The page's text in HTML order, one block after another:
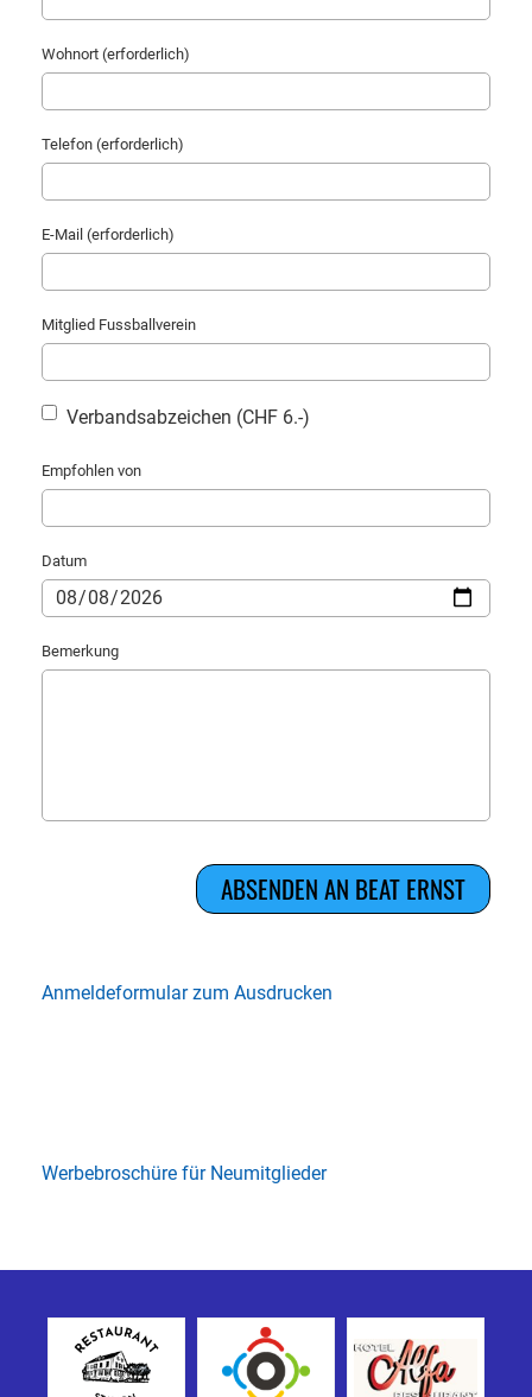
Wohnort (erforderlich)
Telefon (erforderlich)
E-Mail (erforderlich)
Mitglied Fussballverein
Verbandsabzeichen (CHF 6.-)
Empfohlen von
Datum
Bemerkung
Anmeldeformular zum Ausdrucken
Werbebroschüre für Neumitglieder